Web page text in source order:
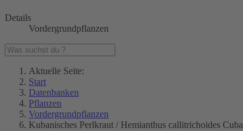
Details
Vordergrundpflanzen
Aktuelle Seite:
Start
Datenbanken
Pflanzen
Vordergrundpflanzen
Kubanisches Perlkraut / Hemianthus callitrichoides Cuba